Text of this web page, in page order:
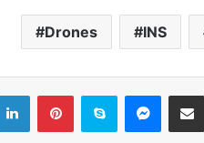
Drones INS
LinkedInPinterestSkype